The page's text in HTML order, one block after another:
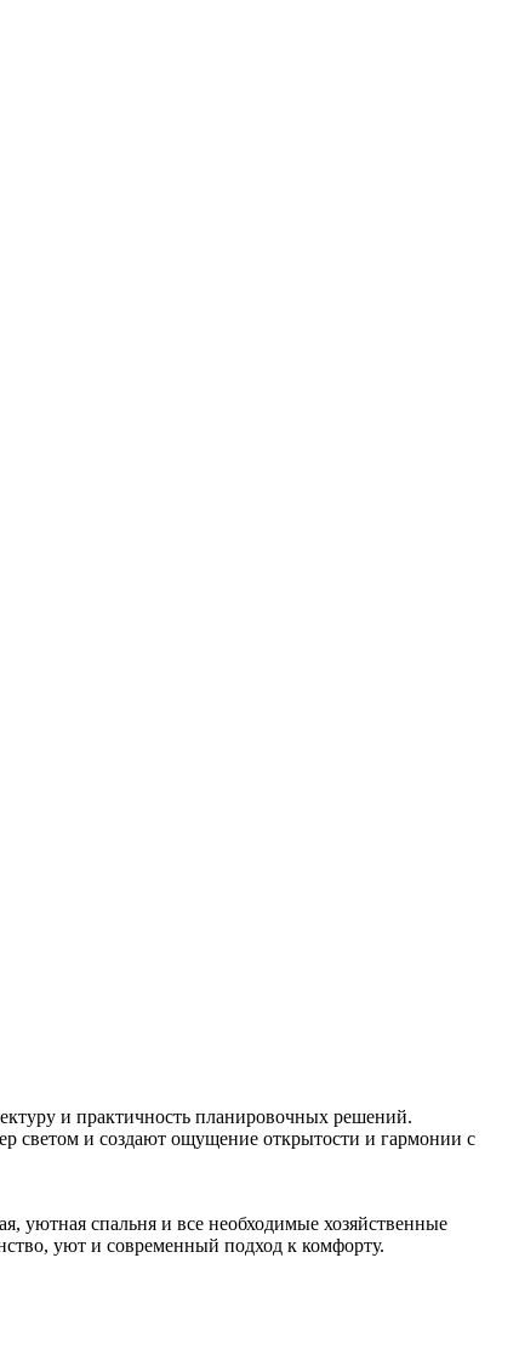
и практичность планировочных решений.
светом и создают ощущение открытости и гармонии с
уютная спальня и все необходимые хозяйственные
уют и современный подход к комфорту.